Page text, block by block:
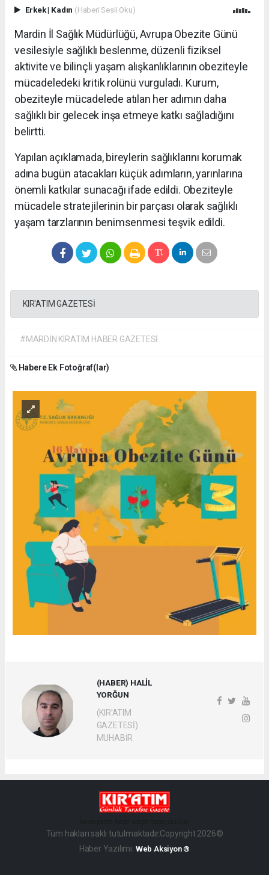
Erkek| Kadın (Haberi Sesli Oku)
Mardin İl Sağlık Müdürlüğü, Avrupa Obezite Günü
vesilesiyle sağlıklı beslenme, düzenli fiziksel
aktivite ve bilinçli yaşam alışkanlıklarının obeziteyle
mücadeledeki kritik rolünü vurguladı. Kurum,
obeziteyle mücadelede atılan her adımın daha
sağlıklı bir gelecek inşa etmeye katkı sağladığını
belirtti.
Yapılan açıklamada, bireylerin sağlıklarını korumak
adına bugün atacakları küçük adımların, yarınlarına
önemli katkılar sunacağı ifade edildi. Obeziteyle
mücadele stratejilerinin bir parçası olarak sağlıklı
yaşam tarzlarının benimsenmesi teşvik edildi.
KIR'ATIM GAZETESİ
#MARDİN KIRATIM HABER GAZETESİ
Habere Ek Fotoğraf(lar)
(HABER) HALİL
YORĞUN
(KIR'ATIM
GAZETESİ)
MUHABİR
Tüm hakları saklı tutulmaktadır.Copyright 2026©
Haber Yazılımı: Web Aksiyon ®